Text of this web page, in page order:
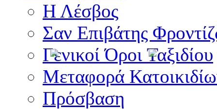
Η Λέσβος
Σαν Επιβάτης
Γενικοί Όροι Ταξιδίου
Μεταφορά
Πρόσβαση